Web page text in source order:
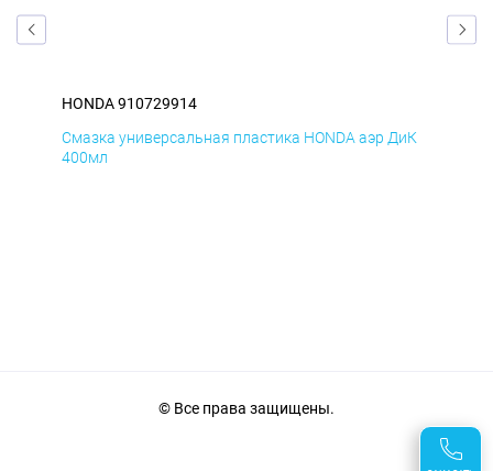
HONDA 910729914
Смазка универсальная пластика HONDA аэр ДиК
400мл
© Все права защищены.